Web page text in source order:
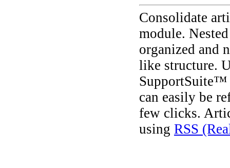
Consolidate
module.
organized and
like structure.
SupportSuite™
can easily be
few clicks.
using RSS